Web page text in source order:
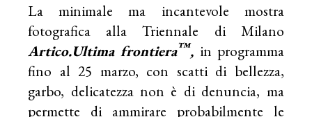
La minimale ma incantevole mostra
fotografica alla Triennale di Milano
Artico.Ultima frontiera™, in programma
fino al 25 marzo, con scatti di bellezza,
garbo, delicatezza non è di denuncia, ma
permette di ammirare probabilmente le